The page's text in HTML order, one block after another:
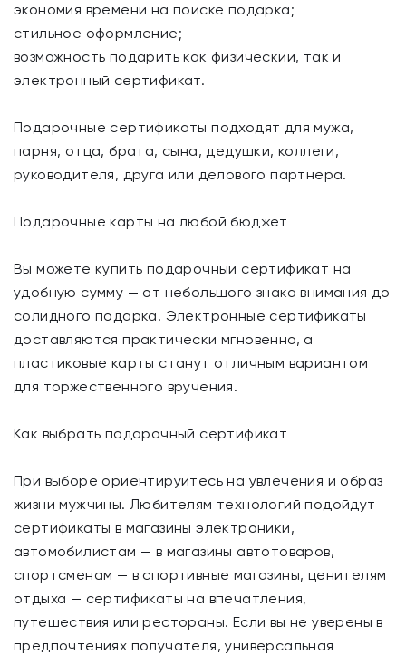
экономия времени на поиске подарка;
стильное оформление;
возможность подарить как физический, так и
электронный сертификат.
Подарочные сертификаты подходят для мужа,
парня, отца, брата, сына, дедушки, коллеги,
руководителя, друга или делового партнера.
Подарочные карты на любой бюджет
Вы можете купить подарочный сертификат на
удобную сумму — от небольшого знака внимания до
солидного подарка. Электронные сертификаты
доставляются практически мгновенно, а
пластиковые карты станут отличным вариантом
для торжественного вручения.
Как выбрать подарочный сертификат
При выборе ориентируйтесь на увлечения и образ
жизни мужчины. Любителям технологий подойдут
сертификаты в магазины электроники,
автомобилистам — в магазины автотоваров,
спортсменам — в спортивные магазины, ценителям
отдыха — сертификаты на впечатления,
путешествия или рестораны. Если вы не уверены в
предпочтениях получателя, универсальная